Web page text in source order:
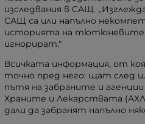
изследвания в САЩ.
САЩ са или напълно
историята на тютюневите
игнорират."
Всичката информация, от
точно пред него: щат след
пътя на забраните и
Храните и Лекарствата
дали да забранят напълно